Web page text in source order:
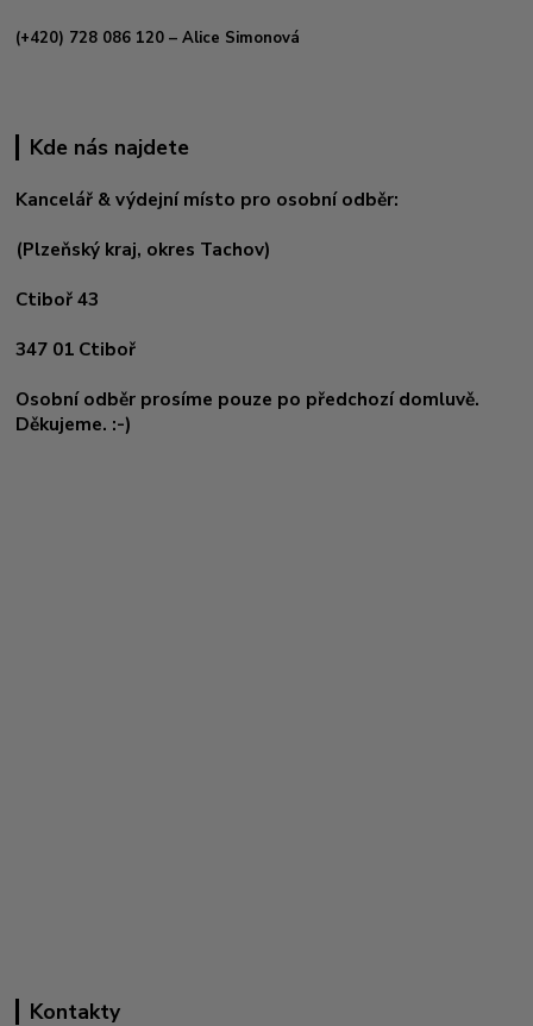
(+420) 728 086 120 – Alice Simonová
Kde nás najdete
Kancelář & výdejní místo pro osobní odběr:
(Plzeňský kraj, okres Tachov)
Ctiboř 43
347 01 Ctiboř
Osobní odběr prosíme pouze po předchozí domluvě.
Děkujeme. :-)
Kontakty